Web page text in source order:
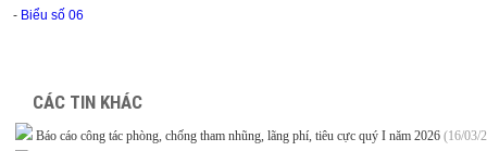
- Biểu số 06
CÁC TIN KHÁC
Báo cáo công tác phòng, chống tham nhũng, lãng phí, tiêu cực quý I năm 2026 (16/03/